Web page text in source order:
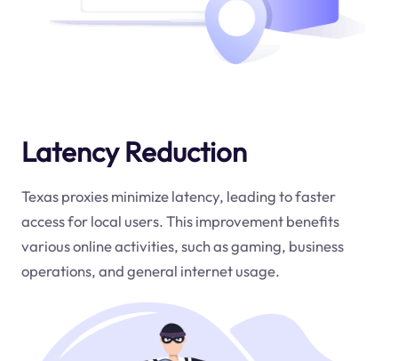
Latency Reduction
Texas proxies minimize latency, leading to faster
access for local users. This improvement benefits
various online activities, such as gaming, business
operations, and general internet usage.